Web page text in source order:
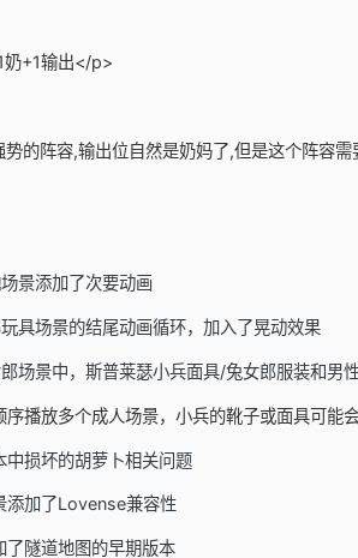
奶+1输出</p>
的阵容,输出位自然是奶妈了,但是这个阵容
景添加了次要动画
具场景的结尾动画循环，加入了晃动效果
场景中，斯普莱瑟小兵面具/兔女郎服装和男
序播放多个成人场景，小兵的靴子或面具可能
中损坏的胡萝卜相关问题
添加了Lovense兼容性
了隧道地图的早期版本